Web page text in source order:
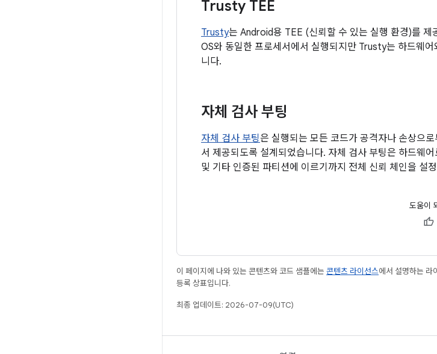
Trusty TEE
Trusty는 Android용 TEE (신뢰할 수 있는 실행 환경)를
OS와 동일한 프로세서에서 실행되지만 Trusty는 하드웨
니다.
자체 검사 부팅
자체 검사 부팅은 실행되는 모든 코드가 공격자나 손상으
서 제공되도록 설계되었습니다. 자체 검사 부팅은 하드웨
및 기타 인증된 파티션에 이르기까지 전체 신뢰 체인을 설
도움이
이 페이지에 나와 있는 콘텐츠와 코드 샘플에는 콘텐츠 라이선스에서 설명하는
등록 상표입니다.
최종 업데이트: 2026-07-09(UTC)